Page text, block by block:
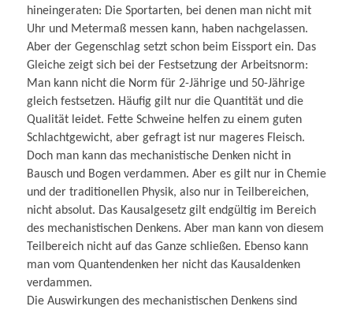
hineingeraten: Die Sportarten, bei denen man nicht mit
Uhr und Metermaß messen kann, haben nachgelassen.
Aber der Gegenschlag setzt schon beim Eissport ein. Das
Gleiche zeigt sich bei der Festsetzung der Arbeitsnorm:
Man kann nicht die Norm für 2-Jährige und 50-Jährige
gleich festsetzen. Häufig gilt nur die Quantität und die
Qualität leidet. Fette Schweine helfen zu einem guten
Schlachtgewicht, aber gefragt ist nur mageres Fleisch.
Doch man kann das mechanistische Denken nicht in
Bausch und Bogen verdammen. Aber es gilt nur in Chemie
und der traditionellen Physik, also nur in Teilbereichen,
nicht absolut. Das Kausalgesetz gilt endgültig im Bereich
des mechanistischen Denkens. Aber man kann von diesem
Teilbereich nicht auf das Ganze schließen. Ebenso kann
man vom Quantendenken her nicht das Kausaldenken
verdammen.
Die Auswirkungen des mechanistischen Denkens sind